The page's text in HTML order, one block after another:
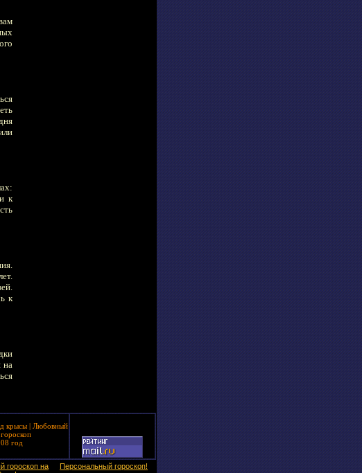
к
к
на
крысы | Любовный
год
гороскоп на
Персональный гороскоп!